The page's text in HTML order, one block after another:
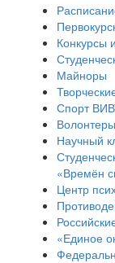
Конкурсы
Майноры
Спорт
Научный
«Времён
Центр
«Единое